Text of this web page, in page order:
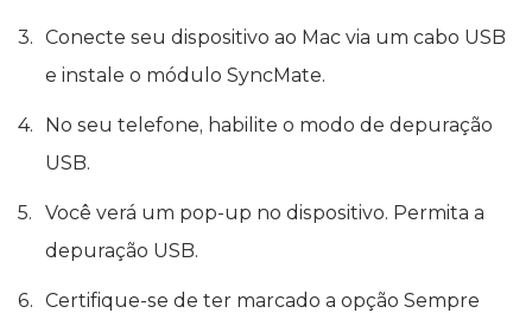
Conecte seu dispositivo ao Mac via um cabo USB
e instale o módulo SyncMate.
No seu telefone, habilite o modo de depuração
USB.
Você verá um pop-up no dispositivo. Permita a
depuração USB.
Certifique-se de ter marcado a opção Sempre